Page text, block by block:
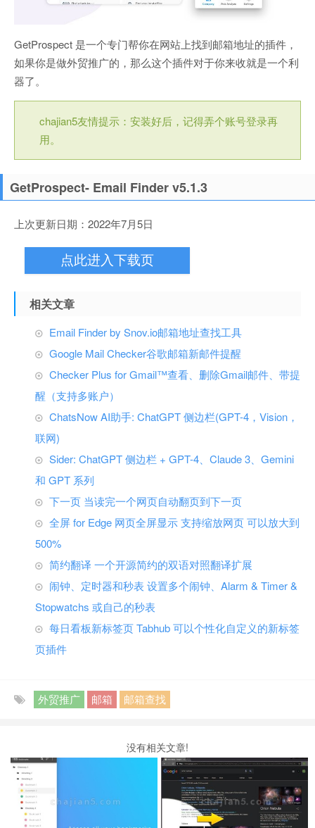
GetProspect 是一个专门帮你在网站上找到邮箱地址的插件，
如果你是做外贸推广的，那么这个插件对于你来收就是一个利
器了。
chajian5友情提示：安装好后，记得弄个账号登录再
用。
GetProspect- Email Finder v5.1.3
上次更新日期：2022年7月5日
点此进入下载页
相关文章
Email Finder by Snov.io邮箱地址查找工具
Google Mail Checker谷歌邮箱新邮件提醒
Checker Plus for Gmail™查看、删除Gmail邮件、带提
醒（支持多账户）
ChatsNow AI助手: ChatGPT 侧边栏(GPT-4，Vision，
联网)
Sider: ChatGPT 侧边栏 + GPT-4、Claude 3、Gemini
和 GPT 系列
下一页 当读完一个网页自动翻页到下一页
全屏 for Edge 网页全屏显示 支持缩放网页 可以放大到
500%
简约翻译 一个开源简约的双语对照翻译扩展
闹钟、定时器和秒表 设置多个闹钟、Alarm & Timer &
Stopwatchs 或自己的秒表
每日看板新标签页 Tabhub 可以个性化自定义的新标签
页插件
外贸推广 邮箱 邮箱查找
没有相关文章!